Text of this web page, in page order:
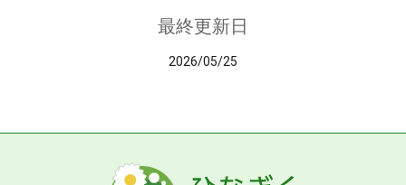
最終更新日
2026/05/25